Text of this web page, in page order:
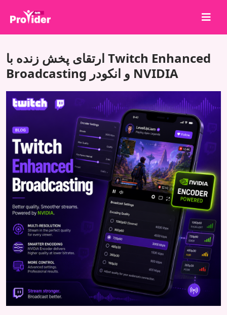
درباره ما
ثبت نام
API
شرایط
بلاگ
ارتقای پخش زنده با Twitch Enhanced
Broadcasting و انکودر NVIDIA